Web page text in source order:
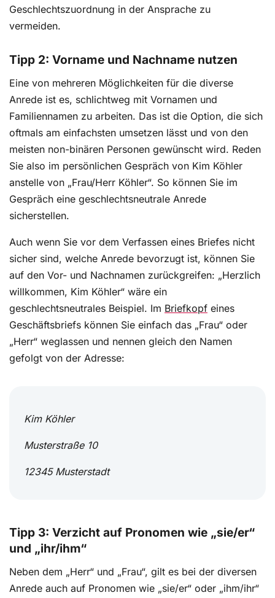
Geschlechtszuordnung in der Ansprache zu
vermeiden.
Tipp 2: Vorname und Nachname nutzen
Eine von mehreren Möglichkeiten für die diverse
Anrede ist es, schlichtweg mit Vornamen und
Familiennamen zu arbeiten. Das ist die Option, die sich
oftmals am einfachsten umsetzen lässt und von den
meisten non-binären Personen gewünscht wird. Reden
Sie also im persönlichen Gespräch von Kim Köhler
anstelle von „Frau/Herr Köhler“. So können Sie im
Gespräch eine geschlechtsneutrale Anrede
sicherstellen.
Auch wenn Sie vor dem Verfassen eines Briefes nicht
sicher sind, welche Anrede bevorzugt ist, können Sie
auf den Vor- und Nachnamen zurückgreifen: „Herzlich
willkommen, Kim Köhler“ wäre ein
geschlechtsneutrales Beispiel. Im Briefkopf eines
Geschäftsbriefs können Sie einfach das „Frau“ oder
„Herr“ weglassen und nennen gleich den Namen
gefolgt von der Adresse:
Kim Köhler
Musterstraße 10
12345 Musterstadt
Tipp 3: Verzicht auf Pronomen wie „sie/er“
und „ihr/ihm“
Neben dem „Herr“ und „Frau“, gilt es bei der diversen
Anrede auch auf Pronomen wie „sie/er“ oder „ihm/ihr“